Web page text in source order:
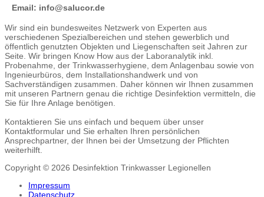
Email: info@salucor.de
Wir sind ein bundesweites Netzwerk von Experten aus
verschiedenen Spezialbereichen und stehen gewerblich und
öffentlich genutzten Objekten und Liegenschaften seit Jahren zur
Seite. Wir bringen Know How aus der Laboranalytik inkl.
Probenahme, der Trinkwasserhygiene, dem Anlagenbau sowie von
Ingenieurbüros, dem Installationshandwerk und von
Sachverständigen zusammen. Daher können wir Ihnen zusammen
mit unseren Partnern genau die richtige Desinfektion vermitteln, die
Sie für Ihre Anlage benötigen.
Kontaktieren Sie uns einfach und bequem über unser
Kontaktformular und Sie erhalten Ihren persönlichen
Ansprechpartner, der Ihnen bei der Umsetzung der Pflichten
weiterhilft.
Copyright © 2026 Desinfektion Trinkwasser Legionellen
Impressum
Datenschutz